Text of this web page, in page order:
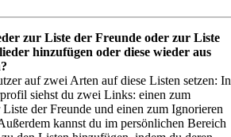
zur Liste der Freunde oder zur Liste
hinzufügen oder diese wieder aus
auf zwei Arten auf diese Listen setzen: In
siehst du zwei Links: einen zum
der Freunde und einen zum Ignorieren
kannst du im persönlichen Bereich